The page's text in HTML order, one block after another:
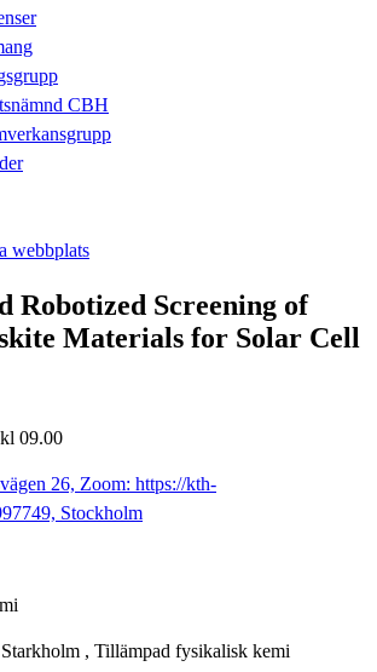
CBH
webbplats
Robotized Screening of
Materials for Solar Cell
09.00
26, Zoom: https://kth-
Stockholm
, Tillämpad fysikalisk kemi